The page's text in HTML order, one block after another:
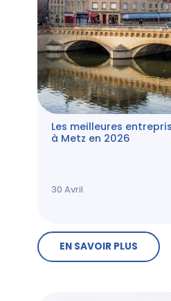
Les meilleures
à Metz en 2026
30 Avril
EN SAVOIR PLUS